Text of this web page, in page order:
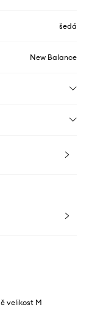
šedá
New Balance
velikost M